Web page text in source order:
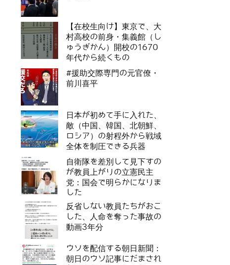
【在校生向け】東京で、大
村高校の前身・集義館（し
ゅうぎかん）開校の1670
年代から続くもの
#援助交際専門の元官僚・
前川喜平
日本が初めて手に入れた、
敵（中国、韓国、北朝鮮、
ロシア）の射程外から戦域
全体を制圧できる兵器
自衛隊を差別して見下すの
が教員上がりの立憲民主
党：国会で明らかになりま
した
反省しない教員たちがおこ
した、人命を奪った事故の
動画3年分
ウソを配信する朝日新聞：
朝日のウソ記事にだまされ